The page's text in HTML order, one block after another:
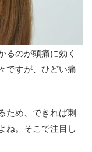
るのが頭痛に効く
ですが、ひどい痛
ため、できれば刺
ね。そこで注目し